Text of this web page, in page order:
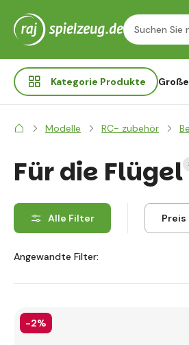
Kategorie Produkte
Modelle RC- zubehör
Für die Flügel
Alle Filter Preis
Angewandte Filter:
-2%